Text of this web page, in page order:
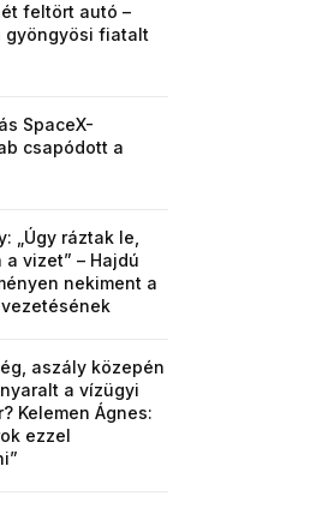
feltört autó –
gyöngyösi fiatalt
SpaceX-
csapódott a
„Úgy ráztak le,
a vizet” – Hajdú
nekiment a
aszály közepén
a vízügyi
Kelemen Ágnes:
ezzel